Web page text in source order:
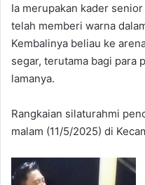
Ia merupakan kader
telah memberi warna
Kembalinya beliau ke
segar, terutama bagi para
lamanya.
Rangkaian silaturahmi
malam (11/5/2025) di